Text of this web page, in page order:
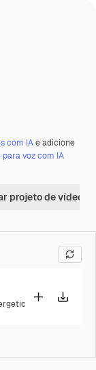
com IAe adicione
voz com IA
projeto de vídeo